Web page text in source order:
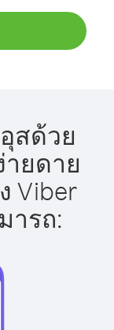
สด้วย
ายดาย
Viber
ารถ: